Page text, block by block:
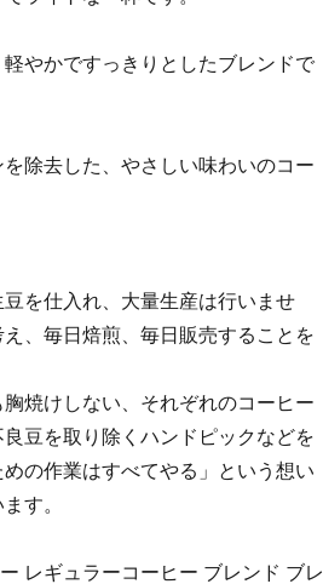
やかですっきりとしたブレンドで
除去した、やさしい味わいのコー
を仕入れ、大量生産は行いませ
、毎日焙煎、毎日販売することを
焼けしない、それぞれのコーヒー
豆を取り除くハンドピックなどを
の作業はすべてやる」という想い
す。
レギュラーコーヒー ブレンド ブレ